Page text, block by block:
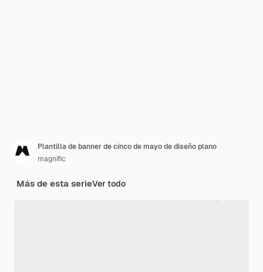
Plantilla de banner de cinco de mayo de diseño plano
magnific
Más de esta serieVer todo